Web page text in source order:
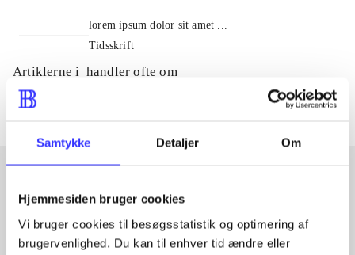
Samtykke Detaljer Om
Hjemmesiden bruger cookies
Vi bruger cookies til besøgsstatistik og optimering af
brugervenlighed. Du kan til enhver tid ændre eller
lorem ipsum dolor sit amet ...
Tidsskrift
Artiklerne i handler ofte om
Artikler med samme emner
Fra